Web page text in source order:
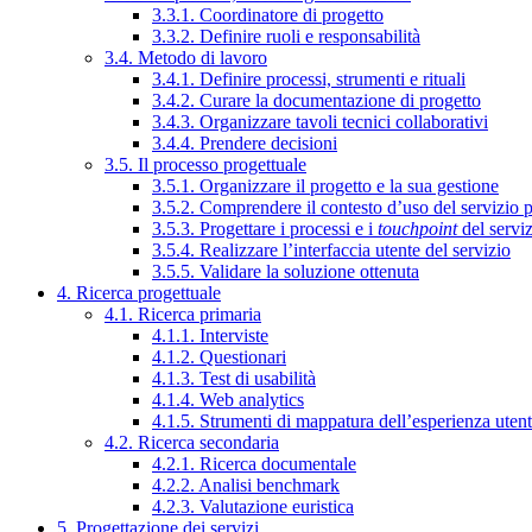
3.3.1. Coordinatore di progetto
3.3.2. Definire ruoli e responsabilità
3.4. Metodo di lavoro
3.4.1. Definire processi, strumenti e rituali
3.4.2. Curare la documentazione di progetto
3.4.3. Organizzare tavoli tecnici collaborativi
3.4.4. Prendere decisioni
3.5. Il processo progettuale
3.5.1. Organizzare il progetto e la sua gestione
3.5.2. Comprendere il contesto d’uso del servizio
3.5.3. Progettare i processi e i touchpointdel
3.5.4. Realizzare l’interfaccia utente del servizio
3.5.5. Validare la soluzione ottenuta
4. Ricerca progettuale
4.1. Ricerca primaria
4.1.1. Interviste
4.1.2. Questionari
4.1.3. Test di usabilità
4.1.4. Web analytics
4.1.5. Strumenti di mappatura dell’esperienza
4.2. Ricerca secondaria
4.2.1. Ricerca documentale
4.2.2. Analisi benchmark
4.2.3. Valutazione euristica
5. Progettazione dei servizi